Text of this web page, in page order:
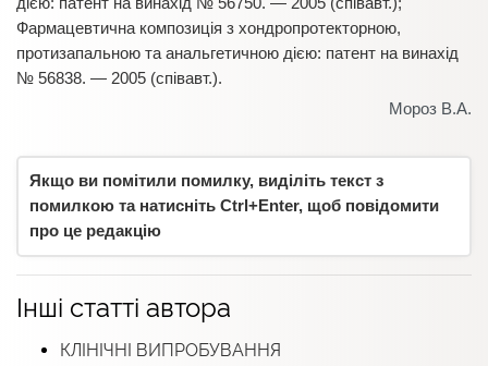
Фармацевтична композиція з хондропротекторною,
протизапальною та анальгетичною дією: патент на винахід
№ 56838. — 2005 (співавт.).
Мороз В.А.
Якщо ви помітили помилку, виділіть текст з
помилкою та натисніть Ctrl+Enter, щоб повідомити
про це редакцію
Інші статті автора
КЛІНIЧНІ ВИПРOБУВАННЯ